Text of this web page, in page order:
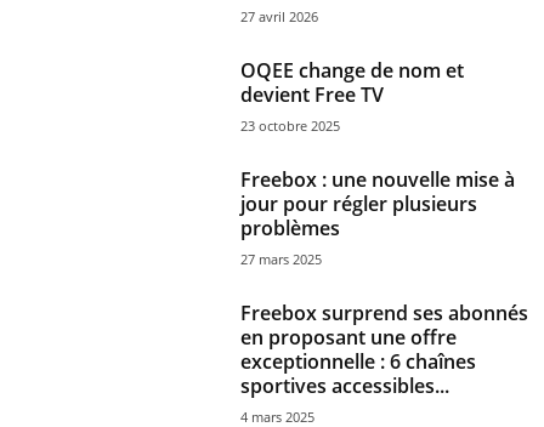
27 avril 2026
OQEE change de nom et
devient Free TV
23 octobre 2025
Freebox : une nouvelle mise à
jour pour régler plusieurs
problèmes
27 mars 2025
Freebox surprend ses abonnés
en proposant une offre
exceptionnelle : 6 chaînes
sportives accessibles...
4 mars 2025